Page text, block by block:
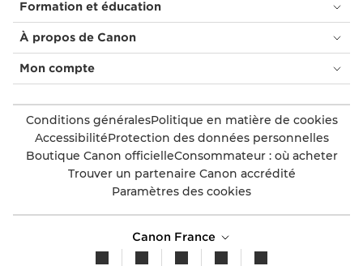
Formation et éducation
À propos de Canon
Mon compte
Conditions généralesPolitique en matière de cookies
AccessibilitéProtection des données personnelles
Boutique Canon officielleConsommateur : où acheter
Trouver un partenaire Canon accrédité
Paramètres des cookies
Canon France